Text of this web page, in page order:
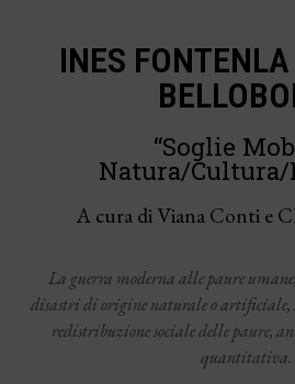
INES
“Soglie
Natura/Cultura/
A cura di Viana Conti e
La guerra moderna alle paure
disastri di origine naturale o artificiale,
redistribuzione sociale delle paure,
quantitativa.